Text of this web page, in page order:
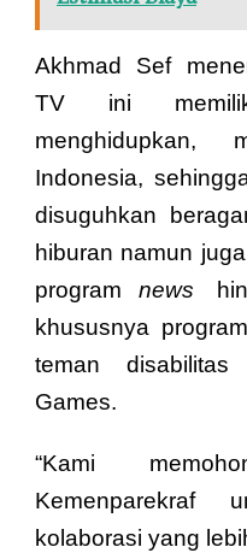
Akhmad Sef
TV ini
menghidupkan,
Indonesia,
disuguhkan
hiburan namun
program news
khususnya
teman
Games.
“Kami
Kemenparekraf
kolaborasi yang